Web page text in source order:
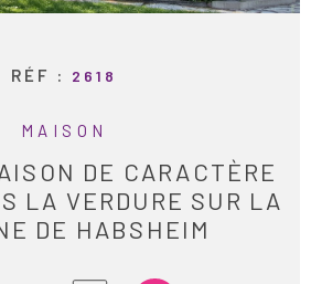
CONTACT
RÉF : 2618
MAISON
DE CARACTÈRE
LA VERDURE SUR LA
DE HABSHEIM